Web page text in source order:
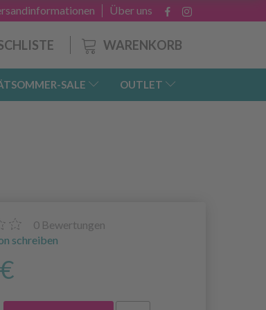
Über uns
WARENKORB
SALE OUTLET
0 Bewertungen
schreiben